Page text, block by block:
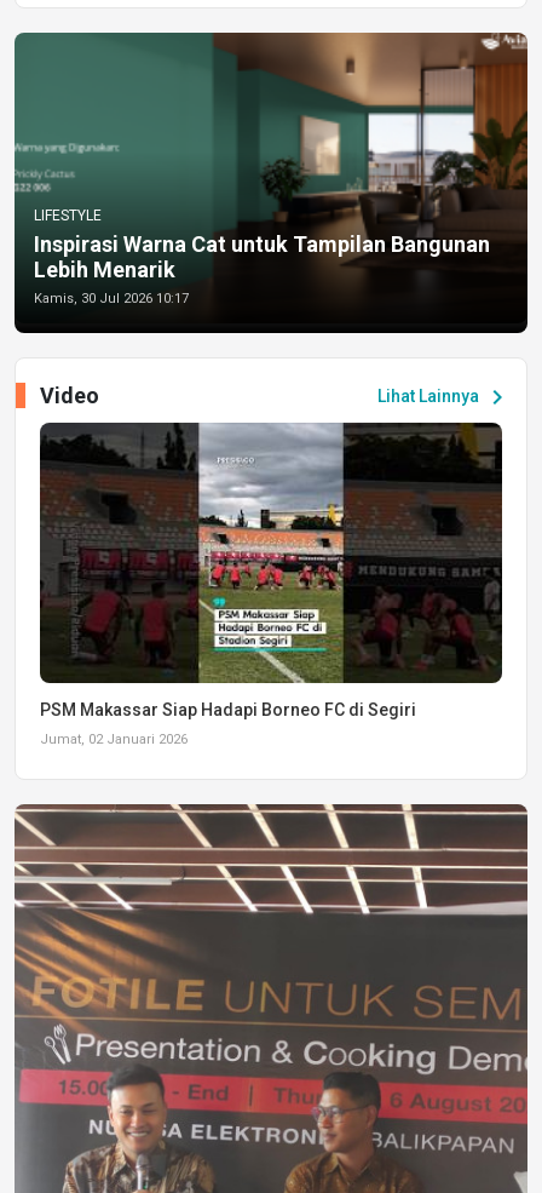
LIFESTYLE
Inspirasi Warna Cat untuk Tampilan Bangunan
Lebih Menarik
Kamis, 30 Jul 2026 10:17
Lihat Lainnya chevron_right
Video
PSM Makassar Siap Hadapi Borneo FC di Segiri
Jumat, 02 Januari 2026